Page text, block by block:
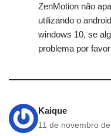
ZenMotion não
utilizando o
windows 10, se
problema por
Kaique
11 de novembro